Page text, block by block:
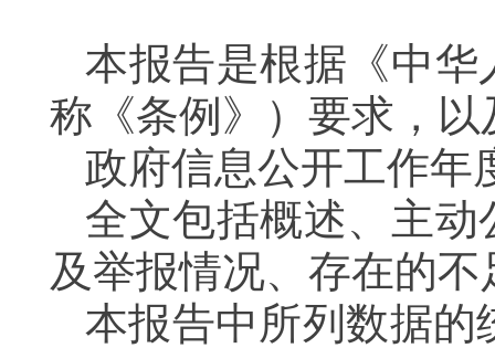
本报告是根据《中
称《条例》）要求，
政府信息公开工作年
全文包括概述、主
及举报情况、存在的
本报告中所列数据的